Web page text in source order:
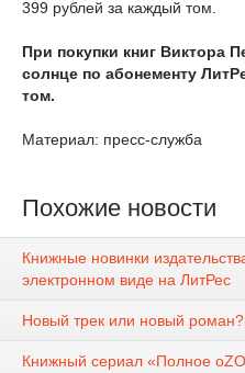
399 рублей за каждый том.
При покупки книг Виктора
солнце по абонементу
том.
Материал: пресс-служба
Похожие новости
Книжные новинки
электронном виде на ЛитРес
Новый трек или новый роман?
Книжный сериал «Полное